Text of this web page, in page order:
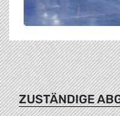
ZUSTÄNDIGE